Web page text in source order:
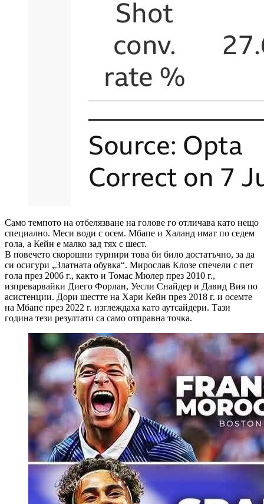
Само темпото на отбелязване на голове го отличава като нещо
специално. Меси води с осем. Мбапе и Халанд имат по седем
гола, а Кейн е малко зад тях с шест.
В повечето скорошни турнири това би било достатъчно, за да
си осигури „Златната обувка“. Мирослав Клозе спечели с пет
гола през 2006 г., както и Томас Мюлер през 2010 г.,
изпреварвайки Диего Форлан, Уесли Снайдер и Давид Вия по
асистенции. Дори шестте на Хари Кейн през 2018 г. и осемте
на Мбапе през 2022 г. изглеждаха като аутсайдери. Тази
година тези резултати са само отправна точка.